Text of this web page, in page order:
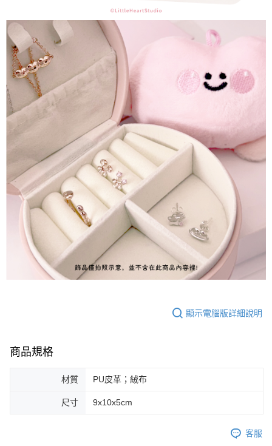
顯示電腦版詳細說明
商品規格
材質 PU皮革；絨布
尺寸 9x10x5cm
客服